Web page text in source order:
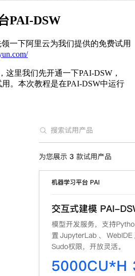
PAI-DSW
一下阿里云为我们提供的免费试用
这里我们先开通一下PAI-DSW，
。本次教程是在PAI-DSW中运行